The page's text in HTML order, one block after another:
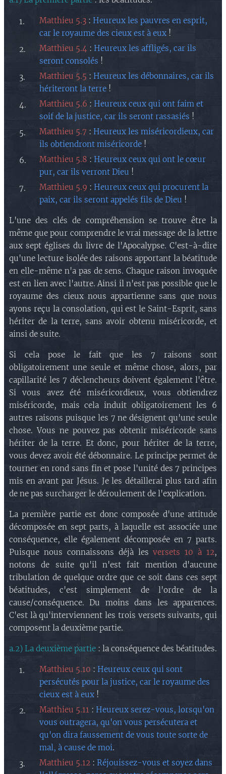
Matthieu 5.3 : Heureux les pauvres en esprit,
car le royaume des cieux est à eux !
Matthieu 5.4 : Heureux les affligés, car ils
seront consolés !
Matthieu 5.5 : Heureux les débonnaires, car ils
hériteront la terre !
Matthieu 5.6 : Heureux ceux qui ont faim et
soif de la justice, car ils seront rassasiés !
Matthieu 5.7 : Heureux les miséricordieux, car
ils obtiendront miséricorde !
Matthieu 5.8 : Heureux ceux qui ont le cœur
pur, car ils verront Dieu !
Matthieu 5.9 : Heureux ceux qui procurent la
paix, car ils seront appelés fils de Dieu !
L'une des clés de compréhension se trouve être la
même que pour comprendre le vrai message de la lettre
aux sept églises du livre de l'Apocalypse. C'est-à-dire
qu'une lecture isolée des raisons apportant la béatitude
en elle-même n'a pas de sens. Chaque raison invoquée
est en lien avec l'autre. Ainsi il n'est pas possible que le
royaume des cieux nous appartienne sans que nous
ayons reçu la consolation, qui est le Saint-Esprit, sans
hériter de la terre, sans avoir obtenu miséricorde, et
ainsi de suite.
Si cela pose le fait que les 7 raisons sont
obligatoirement une seule et même chose, alors, par
capillarité les 7 déclencheurs doivent également l'être.
Si vous avez été miséricordieux, vous obtiendrez
miséricorde, mais cela induit obligatoirement les 6
autres raisons puisque les 7 ne désignent qu'une seule
chose. Vous ne pouvez pas obtenir miséricorde sans
hériter de la terre. Et donc, pour hériter de la terre,
vous devez avoir été débonnaire. Le principe permet de
tourner en rond sans fin et pose l'unité des 7 principes
mis en avant par Jésus. Je les détaillerai plus tard afin
de ne pas surcharger le déroulement de l'explication.
La première partie est donc composée d'une attitude
décomposée en sept parts, à laquelle est associée une
conséquence, elle également décomposée en 7 parts.
Puisque nous connaissons déjà lesversets 10 à 12,
notons de suite qu'il n'est fait mention d'aucune
tribulation de quelque ordre que ce soit dans ces sept
béatitudes, c'est simplement de l'ordre de la
cause/conséquence. Du moins dans les apparences.
C'est là qu'interviennent les trois versets suivants, qui
composent la deuxième partie.
a.2) La deuxième partie : la conséquence des béatitudes.
Matthieu 5.10 : Heureux ceux qui sont
persécutés pour la justice, car le royaume des
cieux est à eux !
Matthieu 5.11 : Heureux serez-vous, lorsqu'on
vous outragera, qu'on vous persécutera et
qu'on dira faussement de vous toute sorte de
mal, à cause de moi.
Matthieu 5.12 : Réjouissez-vous et soyez dans